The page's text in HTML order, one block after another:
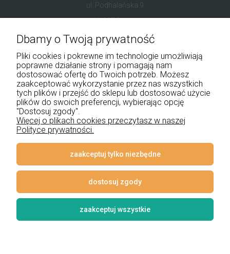
ul. Podhalańska 9
41-907 Bytom
+48 534 555 344
sklep@noxbox.pl
Pomoc
Płatności i dostawa
Informacje
Dbamy o Twoją prywatność
Pliki cookies i pokrewne im technologie umożliwiają
poprawne działanie strony i pomagają nam
dostosować ofertę do Twoich potrzeb. Możesz
zaakceptować wykorzystanie przez nas wszystkich
tych plików i przejść do sklepu lub dostosować użycie
plików do swoich preferencji, wybierając opcję
"Dostosuj zgody".
Więcej o plikach cookies przeczytasz w naszej
Polityce prywatności.
zaakceptuj tylko niezbędne
dostosuj zgody
zaakceptuj wszystkie